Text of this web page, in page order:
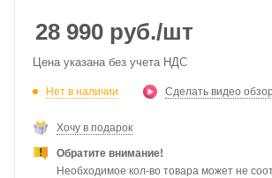
28 990 руб./шт
Цена указана без учета НДС
Нет в наличии Сделать видео
Хочу в подарок
Обратите внимание!
Необходимое кол-во товара может не